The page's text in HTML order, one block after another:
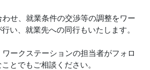
わせ、就業条件の交渉等の調整をワー
い、就業先への同行もいたします。
ークステーションの担当者がフォロ
とでもご相談ください。